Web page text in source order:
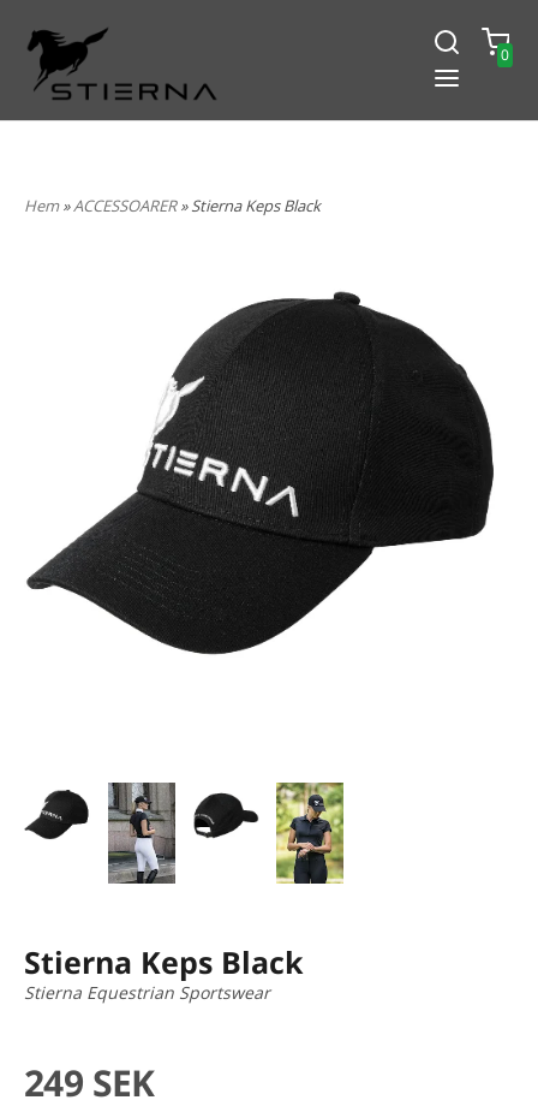
0
Hem»ACCESSOARER» Stierna Keps Black
Stierna Keps Black
Stierna Equestrian Sportswear
249 SEK